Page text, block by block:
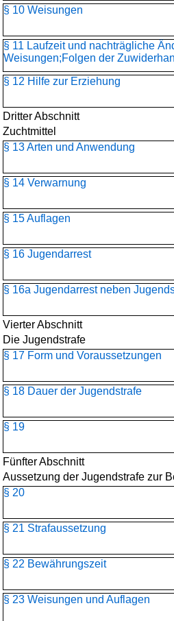
§ 10 Weisungen
§ 11 Laufzeit und nachträgliche
Weisungen;Folgen der
§ 12 Hilfe zur Erziehung
Dritter Abschnitt
Zuchtmittel
§ 13 Arten und Anwendung
§ 14 Verwarnung
§ 15 Auflagen
§ 16 Jugendarrest
§ 16a Jugendarrest neben
Vierter Abschnitt
Die Jugendstrafe
§ 17 Form und Voraussetzungen
§ 18 Dauer der Jugendstrafe
§ 19
Fünfter Abschnitt
Aussetzung der Jugendstrafe zur
§ 20
§ 21 Strafaussetzung
§ 22 Bewährungszeit
§ 23 Weisungen und Auflagen